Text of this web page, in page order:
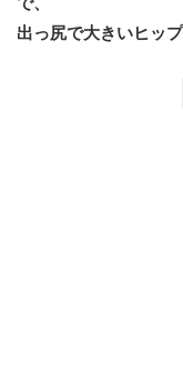
で、
出っ尻で大きいヒッ